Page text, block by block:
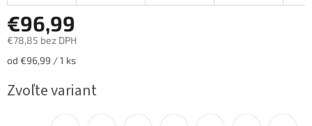
€96,99
€78,85 bez DPH
Jednotková
od €96,99 / 1 ks
Zvoľte variant